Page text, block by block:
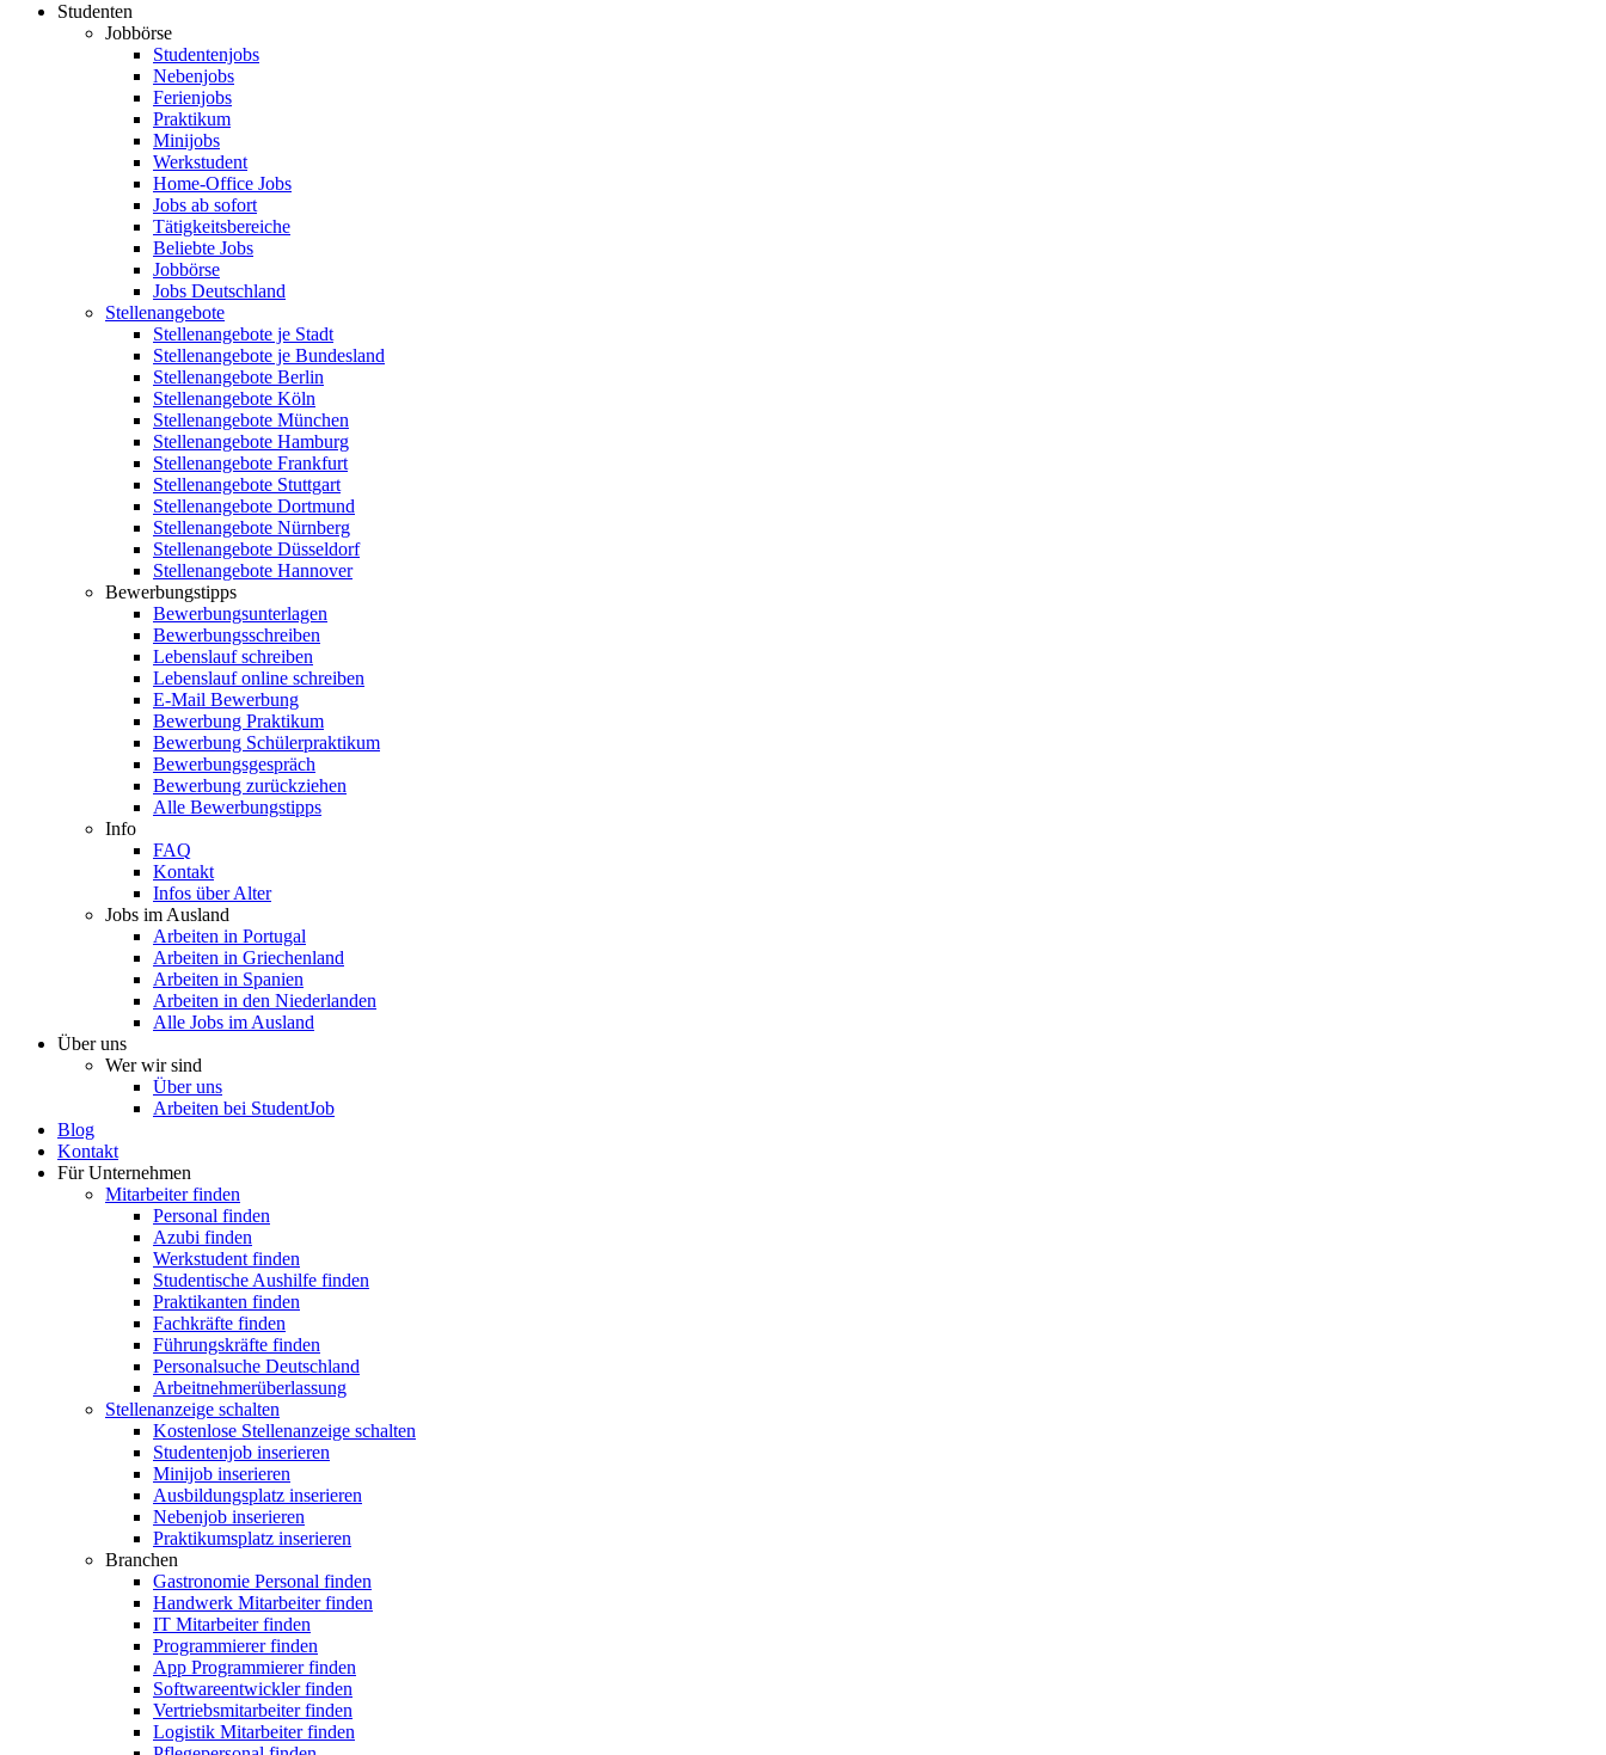
Studenten
Jobbörse
Studentenjobs
Nebenjobs
Ferienjobs
Praktikum
Minijobs
Werkstudent
Home-Office Jobs
Jobs ab sofort
Tätigkeitsbereiche
Beliebte Jobs
Jobbörse
Jobs Deutschland
Stellenangebote
Stellenangebote je Stadt
Stellenangebote je Bundesland
Stellenangebote Berlin
Stellenangebote Köln
Stellenangebote München
Stellenangebote Hamburg
Stellenangebote Frankfurt
Stellenangebote Stuttgart
Stellenangebote Dortmund
Stellenangebote Nürnberg
Stellenangebote Düsseldorf
Stellenangebote Hannover
Bewerbungstipps
Bewerbungsunterlagen
Bewerbungsschreiben
Lebenslauf schreiben
Lebenslauf online schreiben
E-Mail Bewerbung
Bewerbung Praktikum
Bewerbung Schülerpraktikum
Bewerbungsgespräch
Bewerbung zurückziehen
Alle Bewerbungstipps
Info
FAQ
Kontakt
Infos über Alter
Jobs im Ausland
Arbeiten in Portugal
Arbeiten in Griechenland
Arbeiten in Spanien
Arbeiten in den Niederlanden
Alle Jobs im Ausland
Über uns
Wer wir sind
Über uns
Arbeiten bei StudentJob
Blog
Kontakt
Für Unternehmen
Mitarbeiter finden
Personal finden
Azubi finden
Werkstudent finden
Studentische Aushilfe finden
Praktikanten finden
Fachkräfte finden
Führungskräfte finden
Personalsuche Deutschland
Arbeitnehmerüberlassung
Stellenanzeige schalten
Kostenlose Stellenanzeige schalten
Studentenjob inserieren
Minijob inserieren
Ausbildungsplatz inserieren
Nebenjob inserieren
Praktikumsplatz inserieren
Branchen
Gastronomie Personal finden
Handwerk Mitarbeiter finden
IT Mitarbeiter finden
Programmierer finden
App Programmierer finden
Softwareentwickler finden
Vertriebsmitarbeiter finden
Logistik Mitarbeiter finden